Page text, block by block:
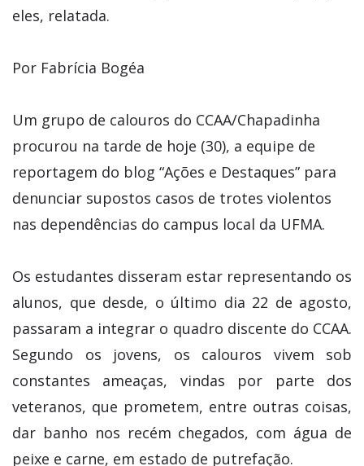
eles, relatada.
Por Fabrícia Bogéa
Um grupo de calouros do CCAA/Chapadinha
procurou na tarde de hoje (30), a equipe de
reportagem do blog “Ações e Destaques” para
denunciar supostos casos de trotes violentos
nas dependências do campus local da UFMA.
Os estudantes disseram estar representando os
alunos, que desde, o último dia 22 de agosto,
passaram a integrar o quadro discente do CCAA.
Segundo os jovens, os calouros vivem sob
constantes ameaças, vindas por parte dos
veteranos, que prometem, entre outras coisas,
dar banho nos recém chegados, com água de
peixe e carne, em estado de putrefação.